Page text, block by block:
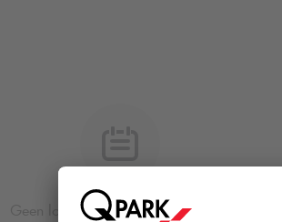
Geen locatie of datum geselecteerd